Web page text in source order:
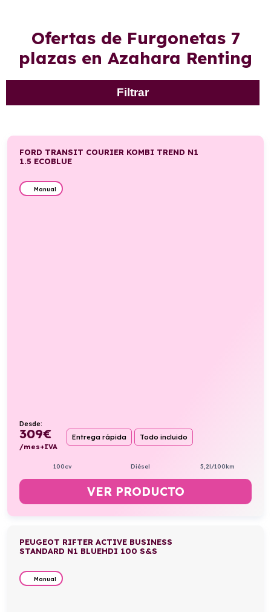
Ofertas de Furgonetas 7
plazas en Azahara Renting
Filtrar
FORD TRANSIT COURIER KOMBI TREND N1
1.5 ECOBLUE
Manual
Desde:
309€
/mes+IVA
Entrega rápida Todo incluido
100cv Diésel 5,2l/100km
VER PRODUCTO
PEUGEOT RIFTER ACTIVE BUSINESS
STANDARD N1 BLUEHDI 100 S&S
Manual